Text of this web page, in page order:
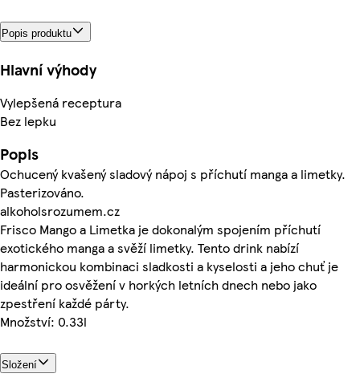
Popis produktu
Hlavní výhody
Vylepšená receptura
Bez lepku
Popis
Ochucený kvašený sladový nápoj s příchutí manga a limetky.
Pasterizováno.
alkoholsrozumem.cz
Frisco Mango a Limetka je dokonalým spojením příchutí
exotického manga a svěží limetky. Tento drink nabízí
harmonickou kombinaci sladkosti a kyselosti a jeho chuť je
ideální pro osvěžení v horkých letních dnech nebo jako
zpestření každé párty.
Množství: 0.33l
Složení